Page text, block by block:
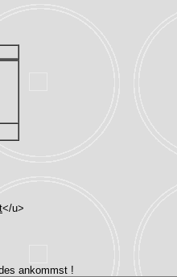
</u>
ankommst !